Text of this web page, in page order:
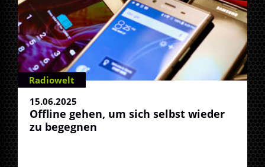
Radiowelt
15.06.2025
Offline gehen, um sich selbst wieder
zu begegnen